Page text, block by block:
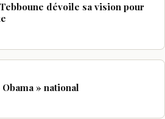
dévoile sa vision pour
» national